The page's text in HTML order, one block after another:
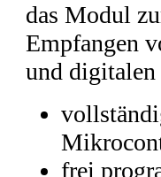
das Modul
Empfangen
und
frei